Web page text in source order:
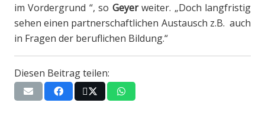
im Vordergrund “, so Geyerweiter. „Doch langfristig
sehen einen partnerschaftlichen Austausch z.B. auch
in Fragen der beruflichen Bildung.“
Diesen Beitrag teilen: